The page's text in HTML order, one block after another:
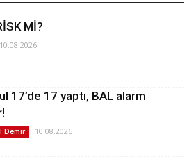
Mİ?
10.08.2026
17’de 17 yaptı, BAL alarm
Demir 10.08.2026